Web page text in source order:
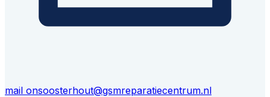
mail onsoosterhout@gsmreparatiecentrum.nl